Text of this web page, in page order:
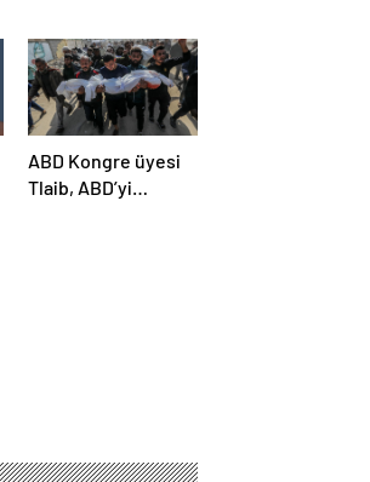
ABD Kongre üyesi
Tlaib, ABD’yi